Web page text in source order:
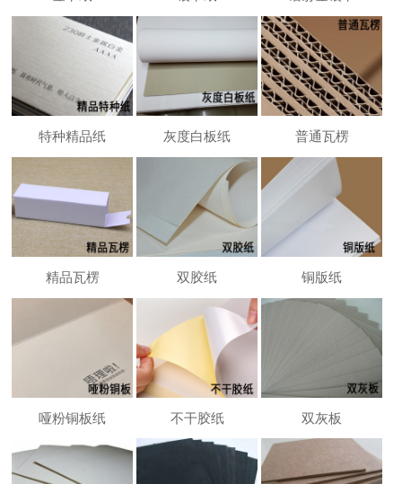
特种精品纸 灰度白板纸 普通瓦楞
精品瓦楞 双胶纸 铜版纸
哑粉铜板纸 不干胶纸 双灰板